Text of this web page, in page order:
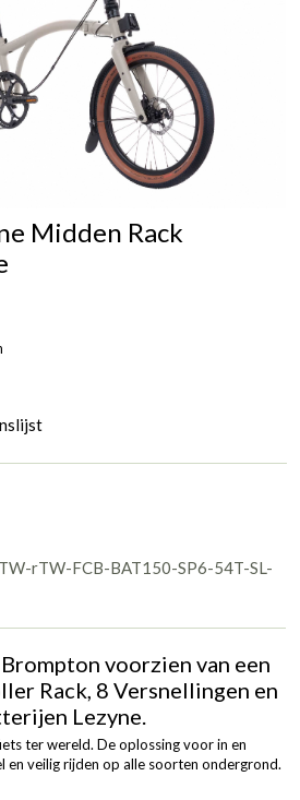
Midden Rack
rTW-FCB-BAT150-SP6-54T-SL-
voorzien van een
Rack, 8 Versnellingen en
Lezyne.
ter wereld. De oplossing voor in en
en veilig rijden op alle soorten ondergrond.